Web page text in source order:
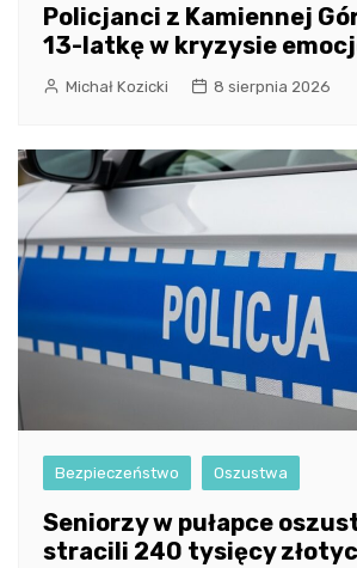
Policjanci z Kamiennej
13-latkę w kryzysie
Michał Kozicki 8 sierpnia 2026
Bezpieczeństwo Oszustwa
Seniorzy w pułapce
stracili 240 tysięcy